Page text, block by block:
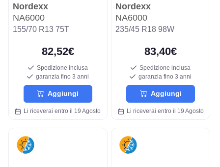
Nordexx
NA6000
155/70 R13 75T
82,52€
Spedizione inclusa
garanzia fino 3 anni
Aggiungi
Li riceverai entro il 19 Agosto
Nordexx
NA6000
235/45 R18 98W
83,40€
Spedizione inclusa
garanzia fino 3 anni
Aggiungi
Li riceverai entro il 19 Agosto